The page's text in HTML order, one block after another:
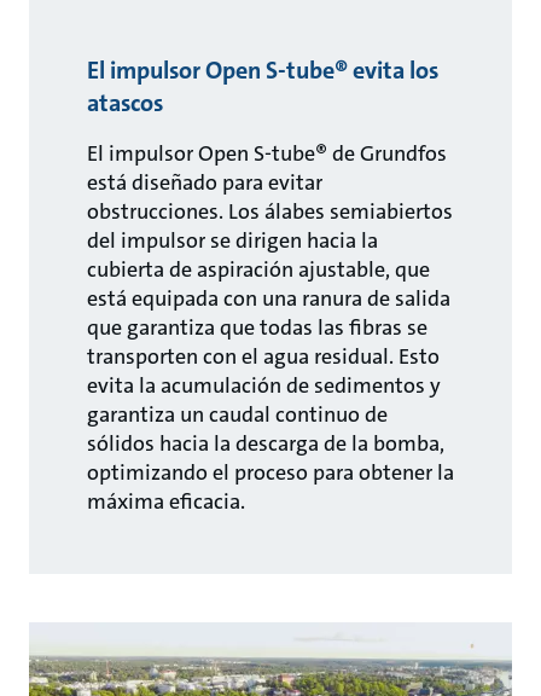
El impulsor Open S-tube® evita los
atascos
El impulsor Open S-tube® de Grundfos
está diseñado para evitar
obstrucciones. Los álabes semiabiertos
del impulsor se dirigen hacia la
cubierta de aspiración ajustable, que
está equipada con una ranura de salida
que garantiza que todas las fibras se
transporten con el agua residual. Esto
evita la acumulación de sedimentos y
garantiza un caudal continuo de
sólidos hacia la descarga de la bomba,
optimizando el proceso para obtener la
máxima eficacia.